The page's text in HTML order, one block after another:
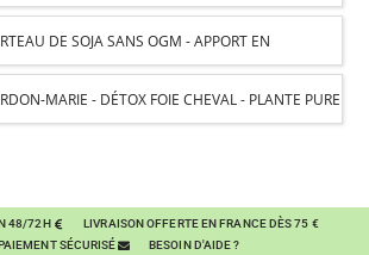
DE SOJA SANS OGM - APPORT EN
ET SOUTIEN ÉNERGÉTIQUE POUR CHEVAUX
MARIE - DÉTOX FOIE CHEVAL - PLANTE PURE
48/72H
LIVRAISON OFFERTE EN FRANCE DÈS 75 €
SÉCURISÉ
BESOIN D'AIDE ?